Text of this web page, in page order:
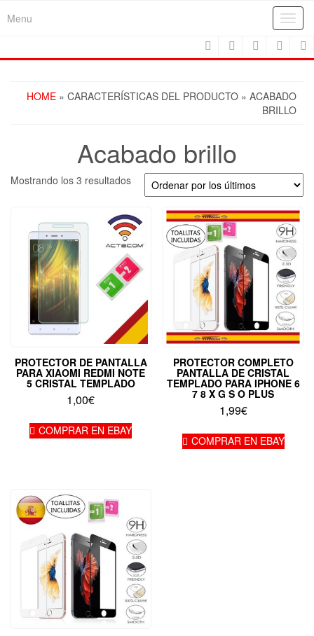
Menu
HOME » CARACTERÍSTICAS DEL PRODUCTO » ACABADO
BRILLO
Acabado brillo
Mostrando los 3 resultadosOrdenado
por
últimos
PROTECTOR DE PANTALLA
PARA XIAOMI REDMI NOTE
5 CRISTAL TEMPLADO
1,00€
COMPRAR EN EBAY
PROTECTOR COMPLETO
PANTALLA DE CRISTAL
TEMPLADO PARA IPHONE 6
7 8 X G S O PLUS
1,99€
COMPRAR EN EBAY